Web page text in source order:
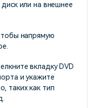
или на внешнее
напрямую
вкладку DVD
и укажите
таких как тип